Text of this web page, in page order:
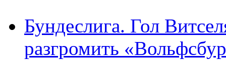
Бундеслига. Гол
разгромить